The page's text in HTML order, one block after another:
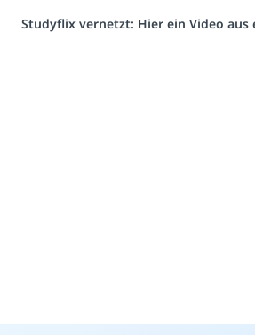
Studyflix vernetzt: Hier ein Video aus